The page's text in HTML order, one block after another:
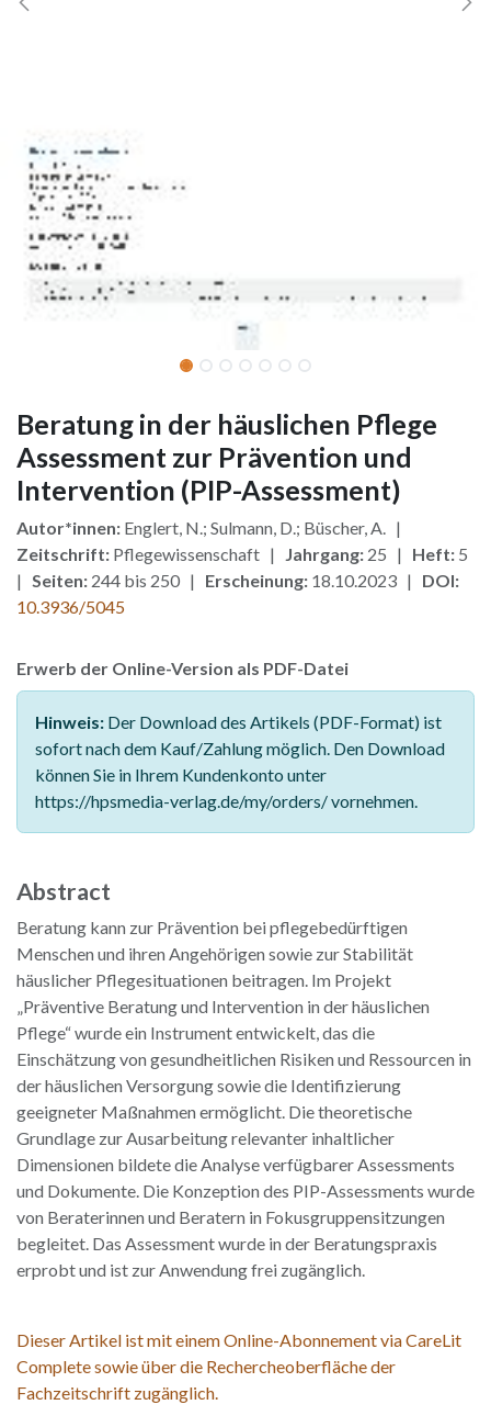
Beratung in der häuslichen Pflege
Assessment zur Prävention und
Intervention (PIP-Assessment)
Autor*innen: Englert, N.; Sulmann, D.; Büscher, A. |
Zeitschrift: Pflegewissenschaft | Jahrgang: 25 | Heft: 5
| Seiten: 244 bis 250 | Erscheinung: 18.10.2023 | DOI:
10.3936/5045
Erwerb der Online-Version als PDF-Datei
Hinweis: Der Download des Artikels (PDF-Format) ist
sofort nach dem Kauf/Zahlung möglich. Den Download
können Sie in Ihrem Kundenkonto unter
https://hpsmedia-verlag.de/my/orders/ vornehmen.
Abstract
Beratung kann zur Prävention bei pflegebedürftigen
Menschen und ihren Angehörigen sowie zur Stabilität
häuslicher Pflegesituationen beitragen. Im Projekt
„Präventive Beratung und Intervention in der häuslichen
Pflege“ wurde ein Instrument entwickelt, das die
Einschätzung von gesundheitlichen Risiken und Ressourcen in
der häuslichen Versorgung sowie die Identifizierung
geeigneter Maßnahmen ermöglicht. Die theoretische
Grundlage zur Ausarbeitung relevanter inhaltlicher
Dimensionen bildete die Analyse verfügbarer Assessments
und Dokumente. Die Konzeption des PIP-Assessments wurde
von Beraterinnen und Beratern in Fokusgruppensitzungen
begleitet. Das Assessment wurde in der Beratungspraxis
erprobt und ist zur Anwendung frei zugänglich.
Dieser Artikel ist mit einem Online-Abonnement via CareLit
Complete sowie über die Rechercheoberfläche der
Fachzeitschrift zugänglich.